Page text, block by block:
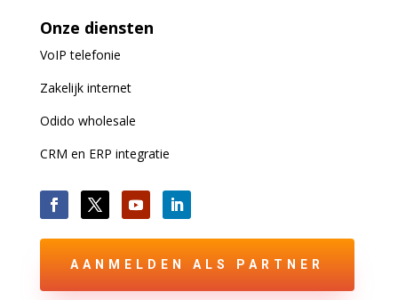
Onze diensten
VoIPtelefonie
Zakelijk internet
Odido wholesale
CRM en ERP integratie
AANMELDEN ALS PARTNER